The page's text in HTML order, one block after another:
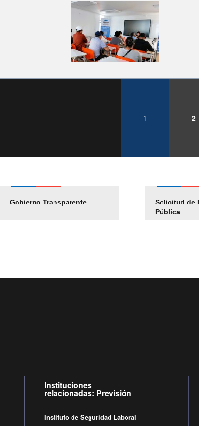
1 2
Gobierno Transparente
Solicitud de
Pública
Pago Proveedores
Instituciones
relacionadas: Previsión
Instituto de Seguridad Laboral